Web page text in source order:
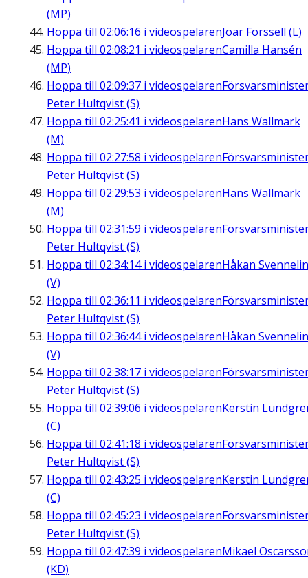
(MP)
Hoppa till 02:06:16 i videospelarenJoar Forssell (L)
Hoppa till 02:08:21 i videospelarenCamilla Hansén
(MP)
Hoppa till 02:09:37 i videospelaren
Peter Hultqvist (S)
Hoppa till 02:25:41 i videospelarenHans Wallmark
(M)
Hoppa till 02:27:58 i videospelaren
Peter Hultqvist (S)
Hoppa till 02:29:53 i videospelarenHans Wallmark
(M)
Hoppa till 02:31:59 i videospelaren
Peter Hultqvist (S)
Hoppa till 02:34:14i videospelarenHåkan
(V)
Hoppa till 02:36:11 i videospelaren
Peter Hultqvist (S)
Hoppa till 02:36:44i videospelarenHåkan
(V)
Hoppa till 02:38:17 i videospelaren
Peter Hultqvist (S)
Hoppa till 02:39:06 i videospelarenKerstin
(C)
Hoppa till 02:41:18 i videospelaren
Peter Hultqvist (S)
Hoppa till 02:43:25 i videospelarenKerstin
(C)
Hoppa till 02:45:23 i videospelaren
Peter Hultqvist (S)
Hoppa till 02:47:39 i videospelarenMikael
(KD)